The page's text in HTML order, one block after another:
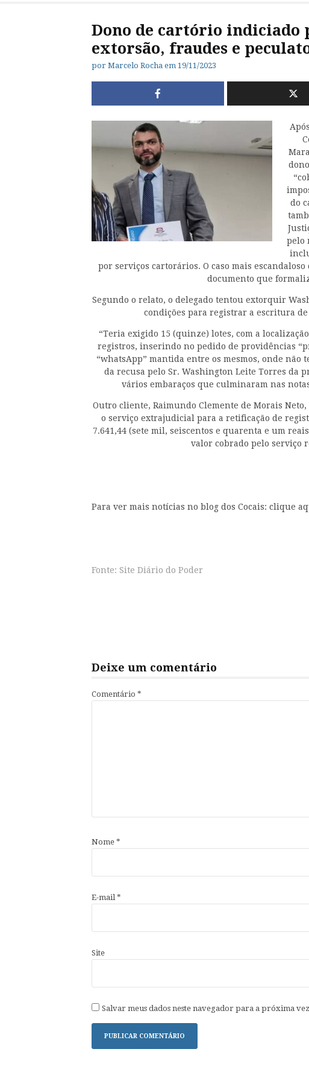
Dono de cartório indiciado
extorsão, fraudes e
por Marcelo Rocha em 19/11/2023
do
pelo
por serviços cartorários. O caso mais
documento que
Segundo o relato, o delegado tentou extorquir
condições para registrar a escritura
“Teria exigido 15 (quinze) lotes, com a
registros, inserindo no pedido de providências
“whatsApp” mantida entre os mesmos, onde
da recusa pelo Sr. Washington Leite Torres da
vários embaraços que culminaram nas
Outro cliente, Raimundo Clemente de Morais
o serviço extrajudicial para a retificação de
7.641,44 (sete mil, seiscentos e quarenta e um
valor cobrado pelo serviço
Para ver mais notícias no blog dos Cocais: clique
Fonte: Site Diário do Poder
Deixe um comentário
Comentário *
Nome *
E-mail*
Site
Salvar meus dados neste navegador para a próxima